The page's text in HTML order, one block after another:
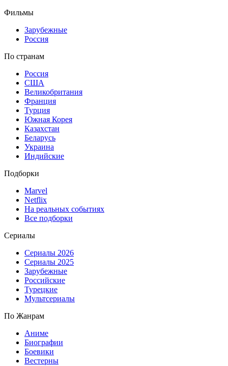
Фильмы
Зарубежные
Россия
По странам
Россия
США
Великобритания
Франция
Турция
Южная Корея
Казахстан
Беларусь
Украина
Индийские
Подборки
Marvel
Netflix
На реальных событиях
Все подборки
Сериалы
Сериалы 2026
Сериалы 2025
Зарубежные
Российские
Турецкие
Мультсериалы
По Жанрам
Аниме
Биографии
Боевики
Вестерны